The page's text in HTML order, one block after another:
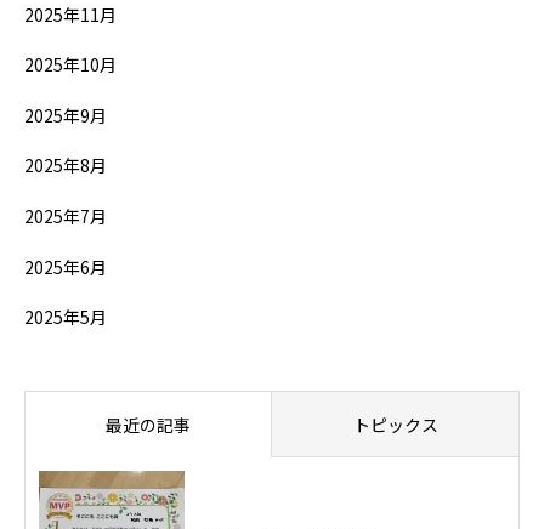
2025年11月
2025年10月
2025年9月
2025年8月
2025年7月
2025年6月
2025年5月
最近の記事 トピックス